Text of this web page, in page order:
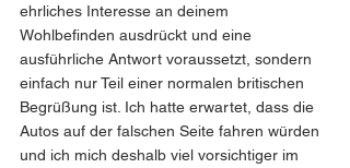
ehrliches Interesse an deinem
Wohlbefinden ausdrückt und eine
ausführliche Antwort voraussetzt, sondern
einfach nur Teil einer normalen britischen
Begrüßung ist. Ich hatte erwartet, dass die
Autos auf der falschen Seite fahren würden
und ich mich deshalb viel vorsichtiger im